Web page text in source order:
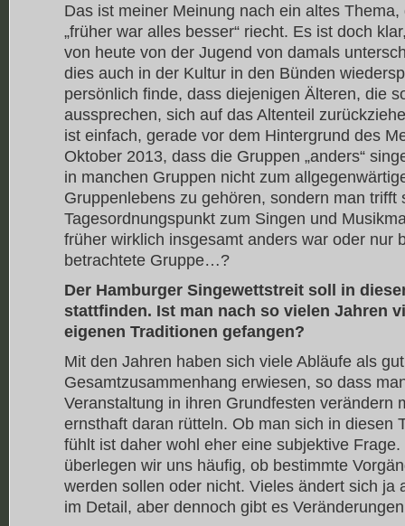
Das ist meiner Meinung nach ein altes
„früher war alles besser“ riecht. Es ist doch
von heute von der Jugend von damals
dies auch in der Kultur in den Bünden
persönlich finde, dass diejenigen Älteren, die
aussprechen, sich auf das Altenteil
ist einfach, gerade vor dem Hintergrund des
Oktober 2013, dass die Gruppen „anders“
in manchen Gruppen nicht zum
Gruppenlebens zu gehören, sondern man trifft
Tagesordnungspunkt zum Singen und
früher wirklich insgesamt anders war oder nur
betrachtete Gruppe…?
Der Hamburger Singewettstreit soll in
stattfinden. Ist man nach so vielen Jahren
eigenen Traditionen gefangen?
Mit den Jahren haben sich viele Abläufe als
Gesamtzusammenhang erwiesen, so dass
Veranstaltung in ihren Grundfesten verändern
ernsthaft daran rütteln. Ob man sich in diesen
fühlt ist daher wohl eher eine subjektive
überlegen wir uns häufig, ob bestimmte
werden sollen oder nicht. Vieles ändert sich ja
im Detail, aber dennoch gibt es